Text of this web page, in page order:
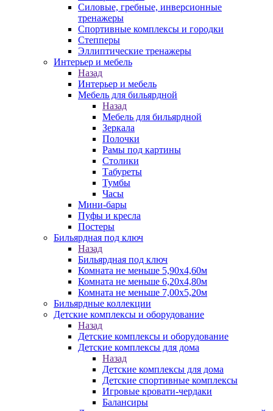
Силовые, гребные, инверсионные
тренажеры
Спортивные комплексы и городки
Степперы
Эллиптические тренажеры
Интерьер и мебель
Назад
Интерьер и мебель
Мебель для бильярдной
Назад
Мебель для бильярдной
Зеркала
Полочки
Рамы под картины
Столики
Табуреты
Тумбы
Часы
Мини-бары
Пуфы и кресла
Постеры
Бильярдная под ключ
Назад
Бильярдная под ключ
Комната не меньше 5,90х4,60м
Комната не меньше 6,20х4,80м
Комната не меньше 7,00х5,20м
Бильярдные коллекции
Детские комплексы и оборудование
Назад
Детские комплексы и оборудование
Детские комплексы для дома
Назад
Детские комплексы для дома
Детские спортивные комплексы
Игровые кровати-чердаки
Балансиры